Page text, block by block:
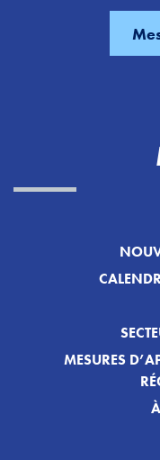
MESURES